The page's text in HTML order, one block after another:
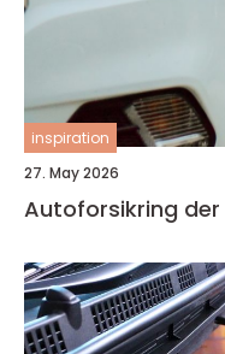
inspiration
27. May 2026
Autoforsikring